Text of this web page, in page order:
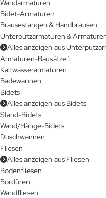
Wandarmaturen
Bidet-Armaturen
Brausestangen & Handbrausen
Unterputzarmaturen &
Alles anzeigen aus
Armaturen-Bausätze 1
Kaltwasserarmaturen
Badewannen
Bidets
Alles anzeigen aus Bidets
Stand-Bidets
Wand/Hänge-Bidets
Duschwannen
Fliesen
Alles anzeigen aus Fliesen
Bodenfliesen
Bordüren
Wandfliesen